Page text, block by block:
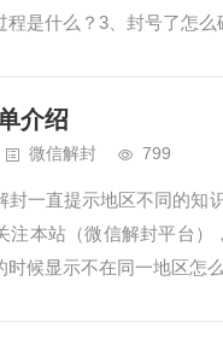
程是什么？3、封号了怎
介绍
微信解封 799
封一直提示地区不同的知
注本站（微信解封平台
时候显示不在同一地区怎